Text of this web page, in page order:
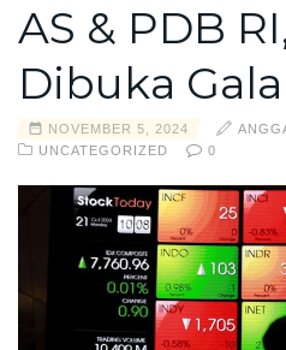
AS & PDB
Dibuka
NOVEMBER 5, 2024
UNCATEGORIZED
0